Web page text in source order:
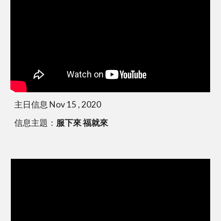
主日信息 Nov 15 , 2020
信息主題： 服下來 福就來